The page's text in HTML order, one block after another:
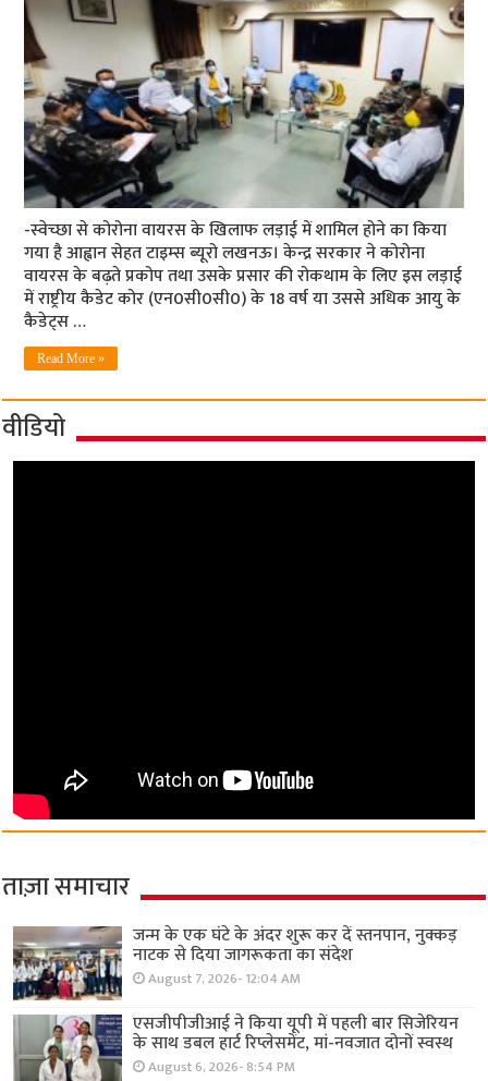
-स्‍वेच्‍छा से कोरोना वायरस के खिलाफ लड़ाई में शामिल होने का किया
गया है आह्वान सेहत टाइम्‍स ब्‍यूरो लखनऊ। केन्द्र सरकार ने कोरोना
वायरस के बढ़ते प्रकोप तथा उसके प्रसार की रोकथाम के लिए इस लड़ाई
में राष्ट्रीय कैडेट कोर (एन0सी0सी0) के 18 वर्ष या उससे अधिक आयु के
कैडेट्स …
Read More »
वीडियो
ताज़ा समाचार
जन्म के एक घंटे के अंदर शुरू कर दें स्तनपान, नुक्कड़
नाटक से दिया जागरूकता का संदेश
August 7, 2026- 12:04 AM
एसजीपीजीआई ने किया यूपी में पहली बार सिजेरियन
के साथ डबल हार्ट रिप्लेसमेंट, मां-नवजात दोनों स्वस्थ
August 6, 2026- 8:54 PM